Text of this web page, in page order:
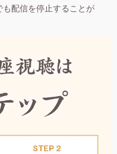
も配信を停止することが